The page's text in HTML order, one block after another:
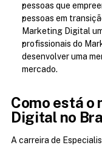
pessoas que
pessoas em
Marketing Digital
profissionais do
desenvolver uma
mercado.
Como está o
Digital no
A carreira de